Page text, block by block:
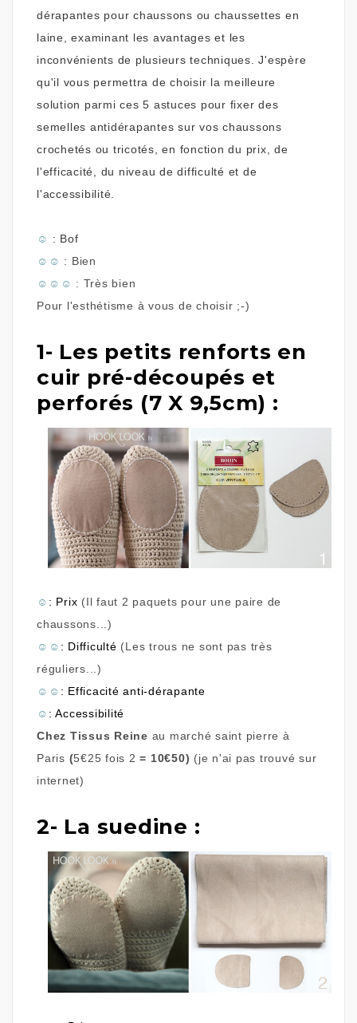
dérapantes pour chaussons ou chaussettes en
laine, examinant les avantages et les
inconvénients de plusieurs techniques. J'espère
qu'il vous permettra de choisir la meilleure
solution parmi ces 5 astuces pour fixer des
semelles antidérapantes sur vos chaussons
crochetés ou tricotés, en fonction du prix, de
l'efficacité, du niveau de difficulté et de
l'accessibilité.
☺ : Bof
☺ ☺ : Bien
☺ ☺ ☺ : Très bien
Pour l'esthétisme à vous de choisir ;-)
1- Les petits renforts en
cuir pré-découpés et
perforés (7 X 9,5cm) :
☺ : Prix (Il faut 2 paquets pour une paire de
chaussons...)
☺ ☺ : Difficulté (Les trous ne sont pas très
réguliers...)
☺ ☺ : Efficacité anti-dérapante
☺ : Accessibilité
Chez Tissus Reine au marché saint pierre à
Paris (5€25 fois 2 = 10€50) (je n'ai pas trouvé sur
internet)
2- La suedine :